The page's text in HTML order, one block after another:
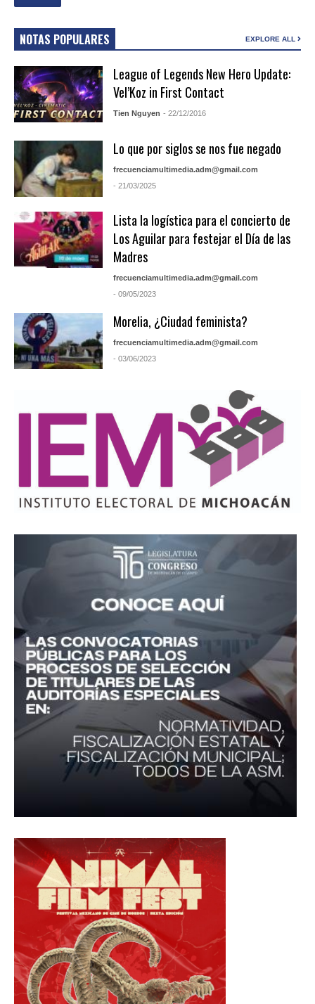
NOTAS POPULARES EXPLORE ALL
League of Legends New Hero Update:
Vel’Koz in First Contact
Tien Nguyen - 22/12/2016
Lo que por siglos se nos fue negado
frecuenciamultimedia.adm@gmail.com
- 21/03/2025
Lista la logística para el concierto de
Los Aguilar para festejar el Día de las
Madres
frecuenciamultimedia.adm@gmail.com
- 09/05/2023
Morelia, ¿Ciudad feminista?
frecuenciamultimedia.adm@gmail.com
- 03/06/2023